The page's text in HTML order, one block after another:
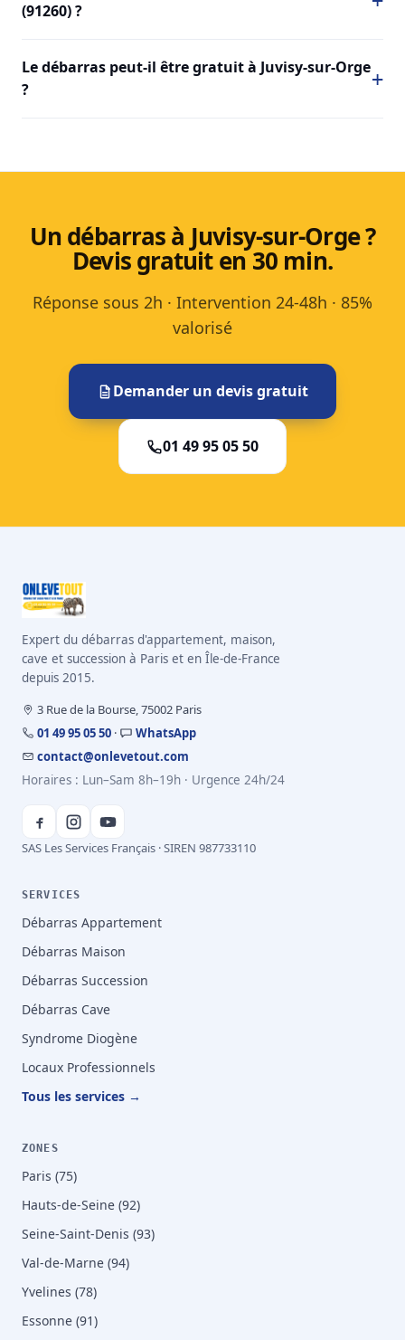
(91260) ?
Le débarras peut-il être gratuit à Juvisy-sur-Orge
?
Un débarras à Juvisy-sur-Orge ?
Devis gratuit en 30 min.
Réponse sous 2h · Intervention 24-48h · 85%
valorisé
Demander un devis gratuit
01 49 95 05 50
Expert du débarras d'appartement, maison,
cave et succession à Paris et en Île-de-France
depuis 2015.
3 Rue de la Bourse, 75002 Paris
01 49 95 05 50 ·
WhatsApp
contact@onlevetout.com
Horaires : Lun–Sam 8h–19h · Urgence 24h/24
SAS Les Services Français · SIREN 987733110
SERVICES
Débarras Appartement
Débarras Maison
Débarras Succession
Débarras Cave
Syndrome Diogène
Locaux Professionnels
Tous les services →
ZONES
Paris (75)
Hauts-de-Seine (92)
Seine-Saint-Denis (93)
Val-de-Marne (94)
Yvelines (78)
Essonne (91)